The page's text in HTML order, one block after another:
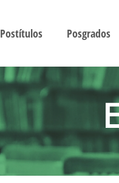
Postítulos Posgrados